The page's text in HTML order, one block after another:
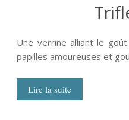
Une verrine alliant le
papilles amoureuses et
Lire la suite